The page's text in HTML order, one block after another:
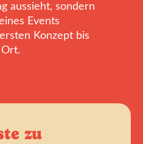
aussieht, sondern
Events
Konzept bis
zu